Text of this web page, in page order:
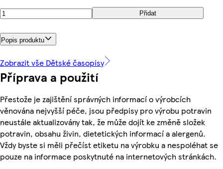
Přidat
Popis produktu
Zobrazit vše Dětské časopisy
Příprava a použití
Přestože je zajištění správných informací o výrobcích
věnována nejvyšší péče, jsou předpisy pro výrobu potravin
neustále aktualizovány tak, že může dojít ke změně složek
potravin, obsahu živin, dietetických informací a alergenů.
Vždy byste si měli přečíst etiketu na výrobku a nespoléhat se
pouze na informace poskytnuté na internetových stránkách.